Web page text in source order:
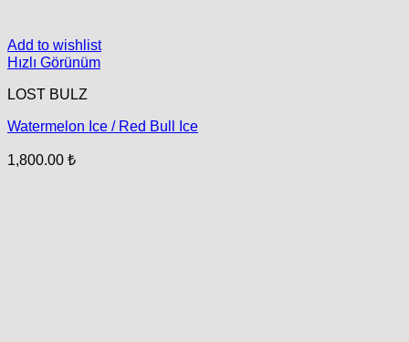
Add to wishlist
Hızlı Görünüm
LOST BULZ
Watermelon Ice / Red Bull Ice
1,800.00 ₺